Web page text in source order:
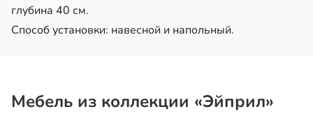
глубина 40 см.
Способ установки: навесной и напольный.
Мебель из коллекции «Эйприл»